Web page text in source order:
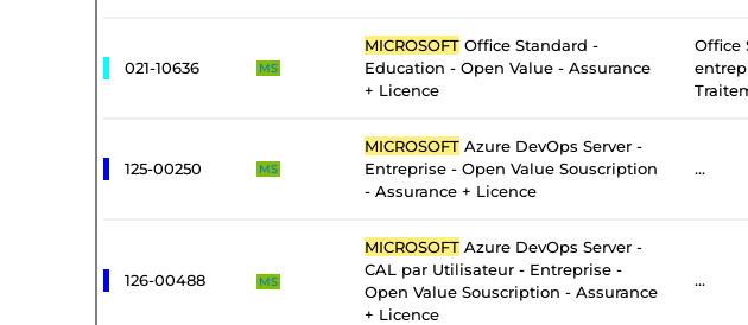
021-10636 MS
MICROSOFT Office Standard -
Education - Open Value - Assurance
+ Licence
Office
125-00250 MS
MICROSOFT Azure DevOps Server -
Entreprise - Open Value Souscription
- Assurance + Licence
...
126-00488 MS
MICROSOFT Azure DevOps Server -
CAL par Utilisateur - Entreprise -
Open Value Souscription - Assurance
+ Licence
...